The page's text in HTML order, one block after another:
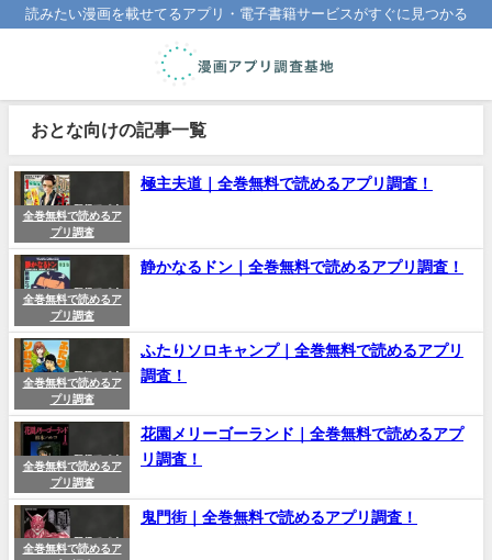
読みたい漫画を載せてるアプリ・電子書籍サービスがすぐに見つかる
おとな向けの記事一覧
全巻無料で読めるア
プリ調査
極主夫道｜全巻無料で読めるアプリ調査！
全巻無料で読めるア
プリ調査
静かなるドン｜全巻無料で読めるアプリ調査！
全巻無料で読めるア
プリ調査
ふたりソロキャンプ｜全巻無料で読めるアプリ
調査！
全巻無料で読めるア
プリ調査
花園メリーゴーランド｜全巻無料で読めるアプ
リ調査！
全巻無料で読めるア
鬼門街｜全巻無料で読めるアプリ調査！